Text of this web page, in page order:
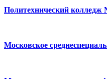
Политехнический колледж
Московское